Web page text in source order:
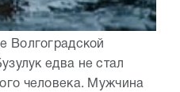
Волгоградской
едва не стал
человека. Мужчина